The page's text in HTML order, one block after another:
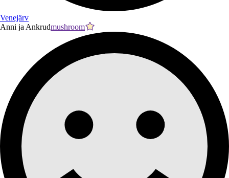
Venejärv
Anni ja Ankrudmushroom